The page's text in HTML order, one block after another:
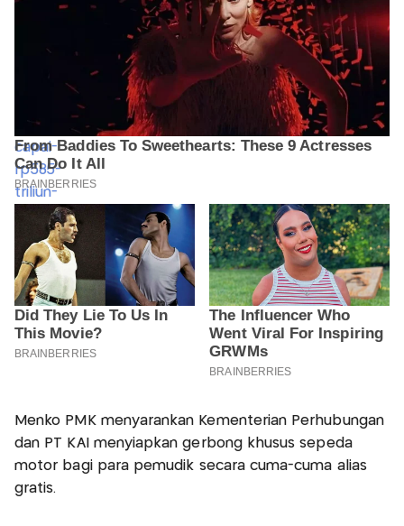
Menko PMK menyarankan Kementerian Perhubungan
dan PT KAI menyiapkan gerbong khusus sepeda
motor bagi para pemudik secara cuma-cuma alias
gratis.